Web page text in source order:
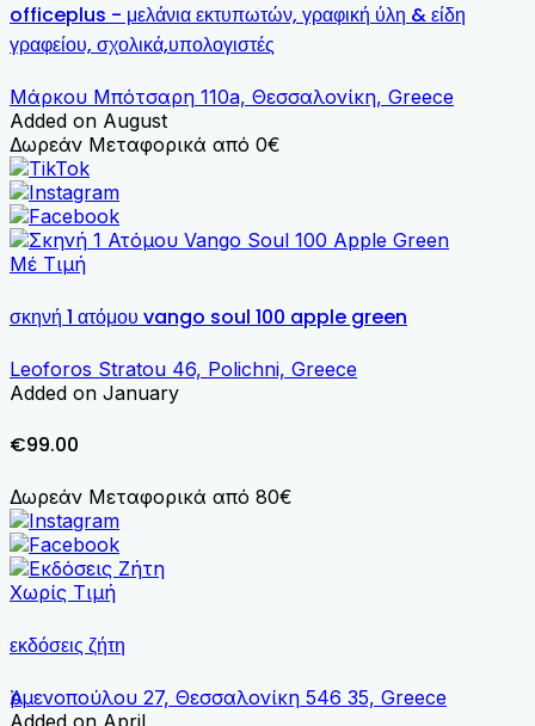
officeplus - μελάνια εκτυπωτών, γραφική ύλη & είδη
γραφείου, σχολικά,υπολογιστές
Μάρκου Μπότσαρη 110a, Θεσσαλονίκη, Greece
Added on August
Δωρεάν Μεταφορικά από 0€
Μέ Τιμή
σκηνή 1 ατόμου vango soul 100 apple green
Leoforos Stratou 46, Polichni, Greece
Added on January
€99.00
Δωρεάν Μεταφορικά από 80€
Χωρίς Τιμή
εκδόσεις ζήτη
Ἀρμενοπούλου 27, Θεσσαλονίκη 546 35, Greece
Added on April